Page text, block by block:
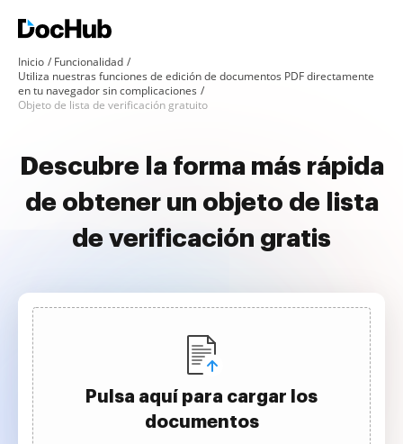
Inicio
Funcionalidad
Utiliza nuestras funciones de edición de documentos PDF directamente
en tu navegador sin complicaciones
Objeto de lista de verificación gratuito
Descubre la forma más rápida
de obtener un objeto de lista
de verificación gratis
Pulsa aquí para cargar los
documentos